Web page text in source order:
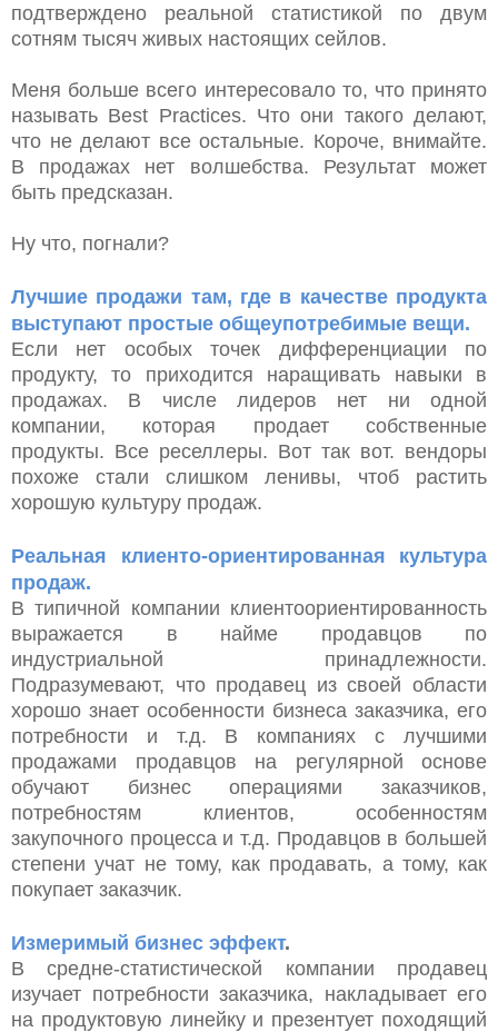
подтверждено реальной статистикой по двум
сотням тысяч живых настоящих сейлов.
Меня больше всего интересовало то, что принято
называть Best Practices. Что они такого делают,
что не делают все остальные. Короче, внимайте.
В продажах нет волшебства. Результат может
быть предсказан.
Ну что, погнали?
Лучшие продажи там, где в качестве продукта
выступают простые общеупотребимые вещи.
Если нет особых точек дифференциации по
продукту, то приходится наращивать навыки в
продажах. В числе лидеров нет ни одной
компании, которая продает собственные
продукты. Все реселлеры. Вот так вот. вендоры
похоже стали слишком ленивы, чтоб растить
хорошую культуру продаж.
Реальная клиенто-ориентированная культура
продаж.
В типичной компании клиентоориентированность
выражается в найме продавцов по
индустриальной принадлежности.
Подразумевают, что продавец из своей области
хорошо знает особенности бизнеса заказчика, его
потребности и т.д. В компаниях с лучшими
продажами продавцов на регулярной основе
обучают бизнес операциями заказчиков,
потребностям клиентов, особенностям
закупочного процесса и т.д. Продавцов в большей
степени учат не тому, как продавать, а тому, как
покупает заказчик.
Измеримый бизнес эффект.
В средне-статистической компании продавец
изучает потребности заказчика, накладывает его
на продуктовую линейку и презентует походящий